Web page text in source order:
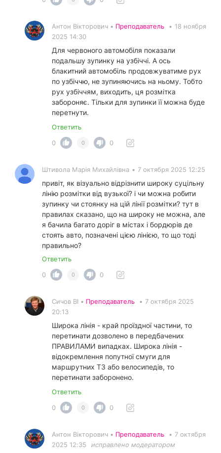
Антон Вікторович • Преподаватель • 18 ноября
2025 14:30
Для червоного автомобіля показали
подальшу зупинку на узбіччі. А ось
блакитний автомобіль продовжуватиме рух
по узбіччю, не зупиняючись на ньому. Тобто
рух узбіччям, виходить, ця розмітка
забороняє. Тільки для зупинки її можна буде
перетнути.
Ответить
0
0 0
Штивола Марія Михайлівна • 7 октября 2025 12:25
привіт, як візуально відрізнити широку суцільну
лінію розмітки від вузької? і чи можна робити
зупинку чи стоянку на цій лінії розмітки? тут в
правилах сказано, що на широку не можна, але
я бачила багато доріг в містах і бордюрів де
стоять авто, позначені цією лінією, то що тоді
правильно?
Ответить
0
0 0
Сичов ВІ • Преподаватель • 7 октября 2025
20:13
Широка лінія - край проїздної частини, то
перетинати дозволено в передбачених
ПРАВИЛАМИ випадках. Широка лінія -
відокремлення попутної смуги для
маршрутних ТЗ або велосипедів, то
перетинати заборонено.
Ответить
0
0 0
Антон Вікторович • Преподаватель • 7 октября
2025 12:35
исправлено модератором